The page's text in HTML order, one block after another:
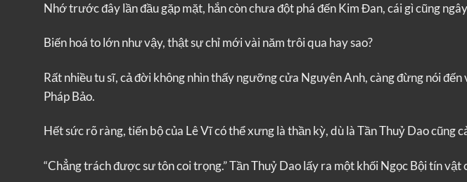
Nhớ trước đây lần đầu gặp mặt, hắn còn chưa đột phá đến Kim Đan, cái gì cũng
Biến hoá to lớn như vậy, thật sự chỉ mới vài năm trôi qua hay sao?
Rất nhiều tu sĩ, cả đời không nhìn thấy ngưỡng cửa Nguyên Anh, càng đừng nói
Pháp Bảo.
Hết sức rõ ràng, tiến bộ của Lê Vĩ có thể xưng là thần kỳ, dù là Tần Thuỷ Dao cũng
“Chẳng trách được sư tôn coi trọng.” Tần Thuỷ Dao lấy ra một khối Ngọc Bội tín vật